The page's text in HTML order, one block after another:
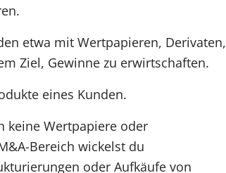
etwa mit Wertpapieren, Derivaten,
Ziel, Gewinne zu erwirtschaften.
eines Kunden.
keine Wertpapiere oder
Bereich wickelst du
oder Aufkäufe von